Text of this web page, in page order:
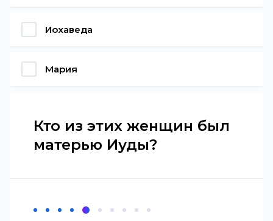
Иохаведа
Мария
Кто из этих женщин был
матерью Иуды?